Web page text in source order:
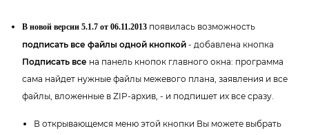
новой версии 5.1.7 от 06.11.2013появилась возможность
подписать все файлы одной кнопкой- добавлена кнопка
Подписать все на панель кнопок главного окна: программа
сама найдет нужные файлы межевого плана, заявления и все
файлы, вложенные в ZIP-архив, - и подпишет их все сразу.
открывающемся меню этой кнопки Вы можете выбрать